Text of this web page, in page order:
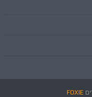
FOXIE